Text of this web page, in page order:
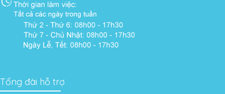
Tổng đài hỗ trợ